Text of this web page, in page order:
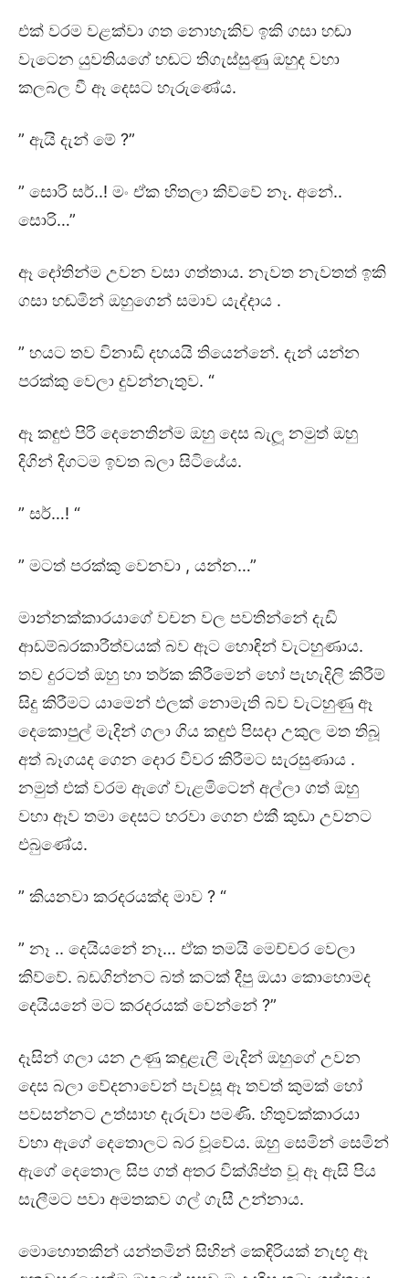
එක් වරම වළක්වා ගත නොහැකිව ඉකි ගසා හඬා
වැටෙන යුවතියගේ හඬට තිගැස්සුණු ඔහුද වහා
කලබල වී ඈ දෙසට හැරුණේය.
” ඇයි දැන් මේ ?”
” සොරි සර්..! මං ඒක හිතලා කිව්වේ නෑ. අනේ..
සොරි…”
ඈ දෝතින්ම උවන වසා ගත්තාය. නැවත නැවතත් ඉකි
ගසා හඬමින් ඔහුගෙන් සමාව යැද්දාය .
” හයට තව විනාඩි දහයයි තියෙන්නේ. දැන් යන්න
පරක්කු වෙලා දුවන්නැතුව. “
ඈ කඳුළු පිරි දෙනෙතින්ම ඔහු දෙස බැලූ නමුත් ඔහු
දිගින් දිගටම ඉවත බලා සිටියේය.
” සර්…! “
” මටත් පරක්කු වෙනවා , යන්න…”
මාන්නක්කාරයාගේ වචන වල පවතින්නේ දැඩි
ආඩම්බරකාරීත්වයක් බව ඈට හොඳින් වැටහුණාය.
තව දුරටත් ඔහු හා තර්ක කිරීමෙන් හෝ පැහැදිලි කිරීම්
සිදු කිරීමට යාමෙන් ඵලක් නොමැති බව වැටහුණු ඈ
දෙකොපුල් මැදින් ගලා ගිය කඳුළු පිසදා උකුල මත තිබූ
අත් බෑගයද ගෙන දොර විවර කිරීමට සැරසුණාය .
නමුත් එක් වරම ඇගේ වැළමිටෙන් අල්ලා ගත් ඔහු
වහා ඈව තමා දෙසට හරවා ගෙන එකී කුඩා උවනට
එබුණේය.
” කියනවා කරදරයක්ද මාව ? “
” නෑ .. දෙයියනේ නෑ… ඒක තමයි මෙච්චර වෙලා
කිව්වේ. බඩගින්නට බත් කටක් දීපු ඔයා කොහොමද
දෙයියනේ මට කරදරයක් වෙන්නේ ?”
දෑසින් ගලා යන උණු කඳුළැලි මැදින් ඔහුගේ උවන
දෙස බලා වේදනාවෙන් පැවසූ ඈ තවත් කුමක් හෝ
පවසන්නට උත්සාහ දැරුවා පමණි. හිතුවක්කාරයා
වහා ඇගේ දෙතොලට බර වූවේය. ඔහු සෙමින් සෙමින්
ඇගේ දෙතොල සිප ගත් අතර වික්ශිප්ත වූ ඈ ඇසි පිය
සැලීමට පවා අමතකව ගල් ගැසී උන්නාය.
මොහොතකින් යන්තමින් සිහින් කෙඳිරියක් නැඟූ ඈ